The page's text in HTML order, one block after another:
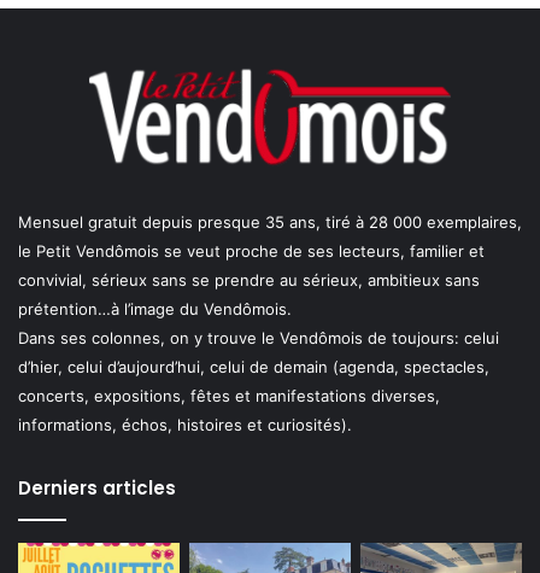
Mensuel gratuit depuis presque 35 ans, tiré à 28 000 exemplaires,
le Petit Vendômois se veut proche de ses lecteurs, familier et
convivial, sérieux sans se prendre au sérieux, ambitieux sans
prétention…à l’image du Vendômois.
Dans ses colonnes, on y trouve le Vendômois de toujours: celui
d’hier, celui d’aujourd’hui, celui de demain (agenda, spectacles,
concerts, expositions, fêtes et manifestations diverses,
informations, échos, histoires et curiosités).
Derniers articles